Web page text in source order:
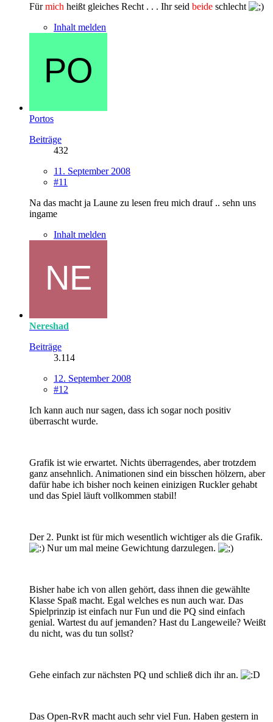
Fürmich heißt gleiches Recht . . . Ihr seid beide schlecht
Inhalt melden
Portos
Beiträge
432
11. September 2008
#11
Na das macht ja Laune zu lesen freu mich drauf .. sehn uns
ingame
Inhalt melden
Nereshad
Beiträge
3.114
12. September 2008
#12
Ich kann auch nur sagen, dass ich sogar noch positiv
überrascht wurde.
Grafik ist wie erwartet. Nichts überragendes, aber trotzdem
ganz ansehnlich. Animationen sind ein bisschen hölzern, aber
dafür habe ich bisher noch keinen einizigen Ruckler gehabt
und das Spiel läuft vollkommen stabil!
Der 2. Punkt ist für mich wesentlich wichtiger als die Grafik.
Nur um mal meine Gewichtung darzulegen.
Bisher habe ich von allen gehört, dass ihnen die gewählte
Klasse Spaß macht. Egal welches es nun auch war. Das
Spielprinzip ist einfach nur Fun und die PQ sind einfach
genial. Wartest du auf jemanden? Hast du Langeweile? Weißt
du nicht, was du tun sollst?
Gehe einfach zur nächsten PQ und schließ dich ihr an.
Das Open-RvR macht auch sehr viel Fun. Haben gestern in